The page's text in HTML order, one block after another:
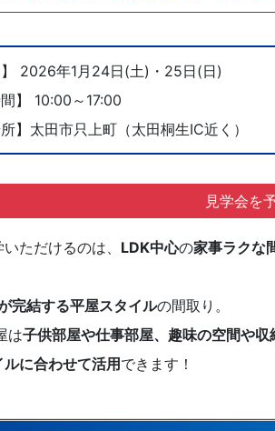
】 2026年1月24日(土)・25日(日)
間】 10:00～17:00
所】太田市只上町（太田桐生IC近く）
見学会を
ただけるのは、 LDK中心の家事ラクな
完結する平屋スタイルの間取り。
は子供部屋や仕事部屋、趣味の空間や収
に合わせて活用 できます！